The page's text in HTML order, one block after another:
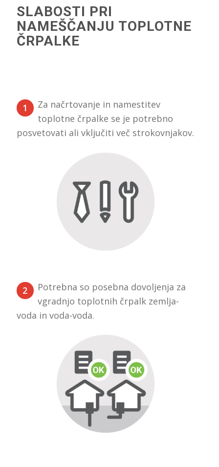
SLABOSTI PRI
NAMEŠČANJU TOPLOTNE
ČRPALKE
1
Za načrtovanje in namestitev
toplotne črpalke se je potrebno
posvetovati ali vključiti več strokovnjakov.
2 Potrebna so posebna dovoljenja za
vgradnjo toplotnih črpalk zemlja-
voda in voda-voda.